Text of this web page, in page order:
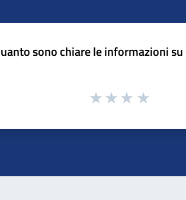
sono chiare le informazioni